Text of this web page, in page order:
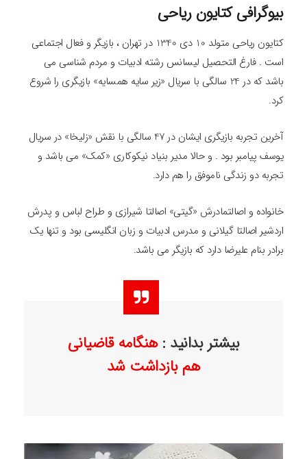
بیوگرافی کتایون ریاحی
کتایون ریاحی متولد 10 دی 1340 در تهران ، بازیگر و فعال اجتماعی
است . فارغ التحصیل لیسانس رشته ادبیات و مردم شناسی می
باشد که در 24 سالگی با سریال «زیر سایه همسایه» بازیگری را شروع
کرد.
آخرین تجربه بازیگری ایشان در 47 سالگی با نقش «زلیخا» در سریال
یوسف پیامبر بود . و حالا مدیر بنیاد نیکوکاری «کمک» می باشد و
تجربه دو زندگی ناموفق را هم دارد.
خانواده و اصالتمادرش «گیتی» اصالتا شیرازی و طراح لباس و پدرش
اردشیر اصالتا گیلانی و مدرس ادبیات و زبان انگلیسی بود و تنها یک
برادر بنام علیرضا دارد که بازیگر می باشد.
بیشتر بدانید :هنگامه قاضیانی
هم بازداشت شد